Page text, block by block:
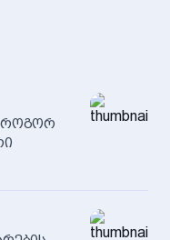
როგორ